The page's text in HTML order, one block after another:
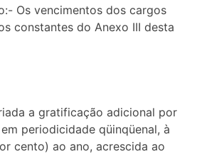
Os vencimentos dos cargos
constantes do Anexo III desta
a gratificação adicional por
periodicidade qüinqüenal, à
cento) ao ano, acrescida ao